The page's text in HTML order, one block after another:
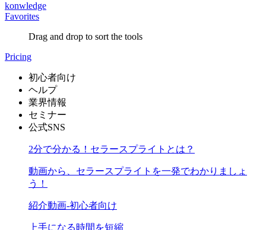
konwledge
Favorites
Drag and drop to sort the tools
Pricing
初心者向け
ヘルプ
業界情報
セミナー
公式SNS
2分で分かる！セラースプライトとは？
動画から、セラースプライトを一発でわかりましょ
う！
紹介動画-初心者向け
上手になる時間を短縮